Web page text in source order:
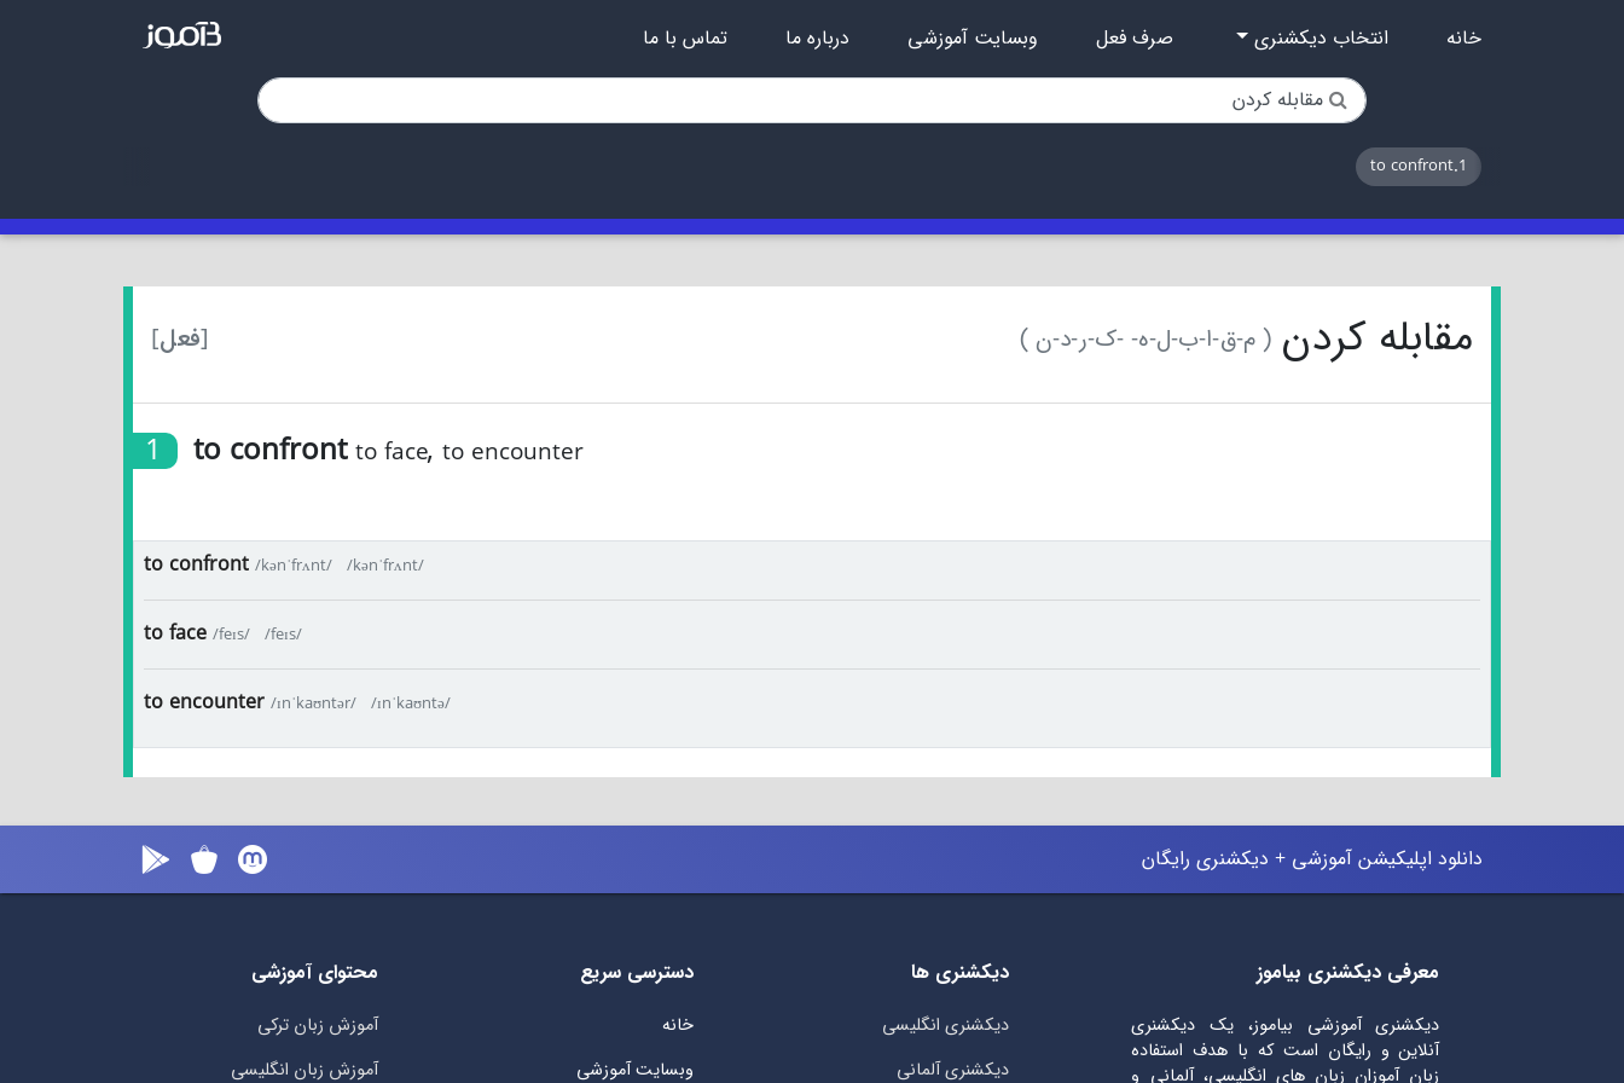
خانه انتخاب دیکشنری صرف فعل وبسایت آموزشی درباره ما تماس با ما
1.to confront
[فعل] مقابله کردن ( م-ق-ا-ب-ل-ه- -ک-ر-د-ن )
1 to confront to face
, to encounter
to confront /kənˈfrʌnt/ /kənˈfrʌnt/
to face /feɪs/ /feɪs/
to encounter /ɪnˈkaʊntər/ /ɪnˈkaʊntə/
دانلود اپلیکیشن آموزشی + دیکشنری رایگان
معرفی دیکشنری بیاموز
دیکشنری آموزشی بیاموز، یک دیکشنری
آنلاین و رایگان است که با هدف استفاده
زبان آموزان زبان های انگلیسی، آلمانی و
دیکشنری ها
دیکشنری انگلیسی
دیکشنری آلمانی
دسترسی سریع
خانه
وبسایت آموزشی
محتوای آموزشی
آموزش زبان ترکی
آموزش زبان انگلیسی